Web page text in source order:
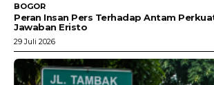
BOGOR
Peran Insan Pers Terhadap Antam
Jawaban Eristo
29 Juli 2026